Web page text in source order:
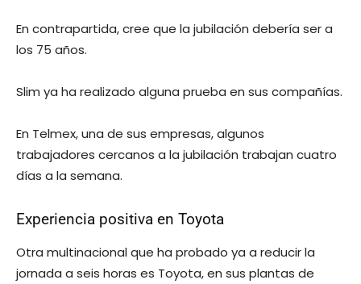
En contrapartida, cree que la jubilación debería ser a
los 75 años.
Slim ya ha realizado alguna prueba en sus compañías.
En Telmex, una de sus empresas, algunos
trabajadores cercanos a la jubilación trabajan cuatro
días a la semana.
Experiencia positiva en Toyota
Otra multinacional que ha probado ya a reducir la
jornada a seis horas es Toyota, en sus plantas de